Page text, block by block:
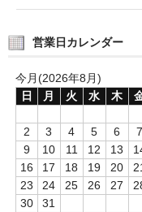
お問合せ
送料のご案内
スタッフブログ
草津Tip店
営業日カレンダー
今月(2026年8月)
日
月 火 水 木
2
3 4 5 6 7
9
10 11 12 13
16
17 18 19 20
23
24 25 26 27
30
31